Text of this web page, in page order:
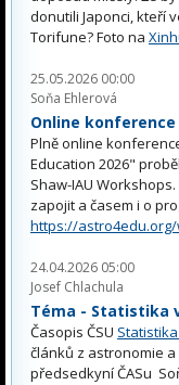
donutili Japonci, kteří
Torifune? Foto na
25.05.2026 00:00
Soňa Ehlerová
Online
Plně online
Education 2026"
Shaw-IAU
zapojit a časem i o
https://
24.04.2026 05:00
Josef Chlachula
Téma - Statistika
Časopis ČSU
článků z astronomie
předsedkyní ČASu